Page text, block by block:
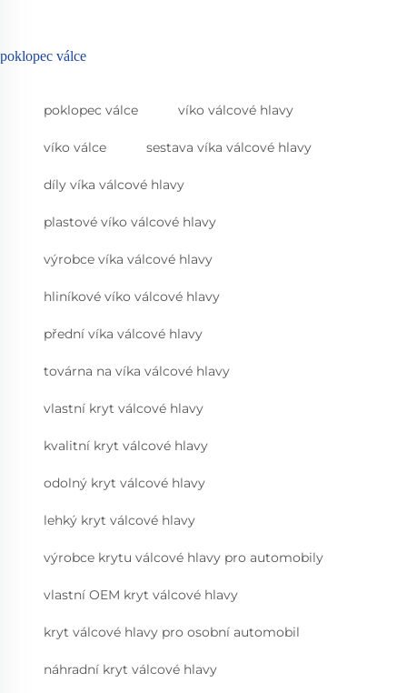
poklopec válce
poklopec válce víko válcové hlavy
víko válce sestava víka válcové hlavy
díly víka válcové hlavy
plastové víko válcové hlavy
výrobce víka válcové hlavy
hliníkové víko válcové hlavy
přední víka válcové hlavy
továrna na víka válcové hlavy
vlastní kryt válcové hlavy
kvalitní kryt válcové hlavy
odolný kryt válcové hlavy
lehký kryt válcové hlavy
výrobce krytu válcové hlavy pro automobily
vlastní OEM kryt válcové hlavy
kryt válcové hlavy pro osobní automobil
náhradní kryt válcové hlavy